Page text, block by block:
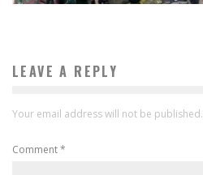
LEAVE A REPLY
Your email address will not be published.
Comment*